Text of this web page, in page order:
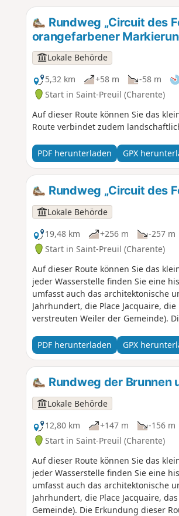
Rundweg „Circuit des
orangefarbener
Lokale Behörde
5,32 km
+58 m -58 m
Start in Saint-Preuil (Charente)
Auf dieser Route können Sie das
Route verbindet zudem
PDF herunterladen GPX
Rundweg „Circuit des
Lokale Behörde
19,48 km
+256 m -257 m
Start in Saint-Preuil (Charente)
Auf dieser Route können Sie das
jeder Wasserstelle finden Sie eine
umfasst auch das architektonische
Jahrhundert, die Place Jacquaire,
verstreuten Weiler der Gemeinde).
PDF herunterladen
GPX
Rundweg der Brunnen
Lokale Behörde
12,80 km
+147 m -156 m
Start in Saint-Preuil (Charente)
Auf dieser Route können Sie das
jeder Wasserstelle finden Sie eine
umfasst auch das architektonische
Jahrhundert, die Place Jacquaire,
Gemeinde). Die Erkundung dieser